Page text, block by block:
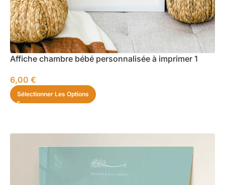
Affiche chambre bébé personnalisée à imprimer 1
6,00 €
Sélectionner Les Options